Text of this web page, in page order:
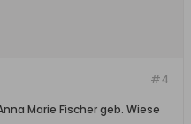
#4
Marie Fischer geb. Wiese